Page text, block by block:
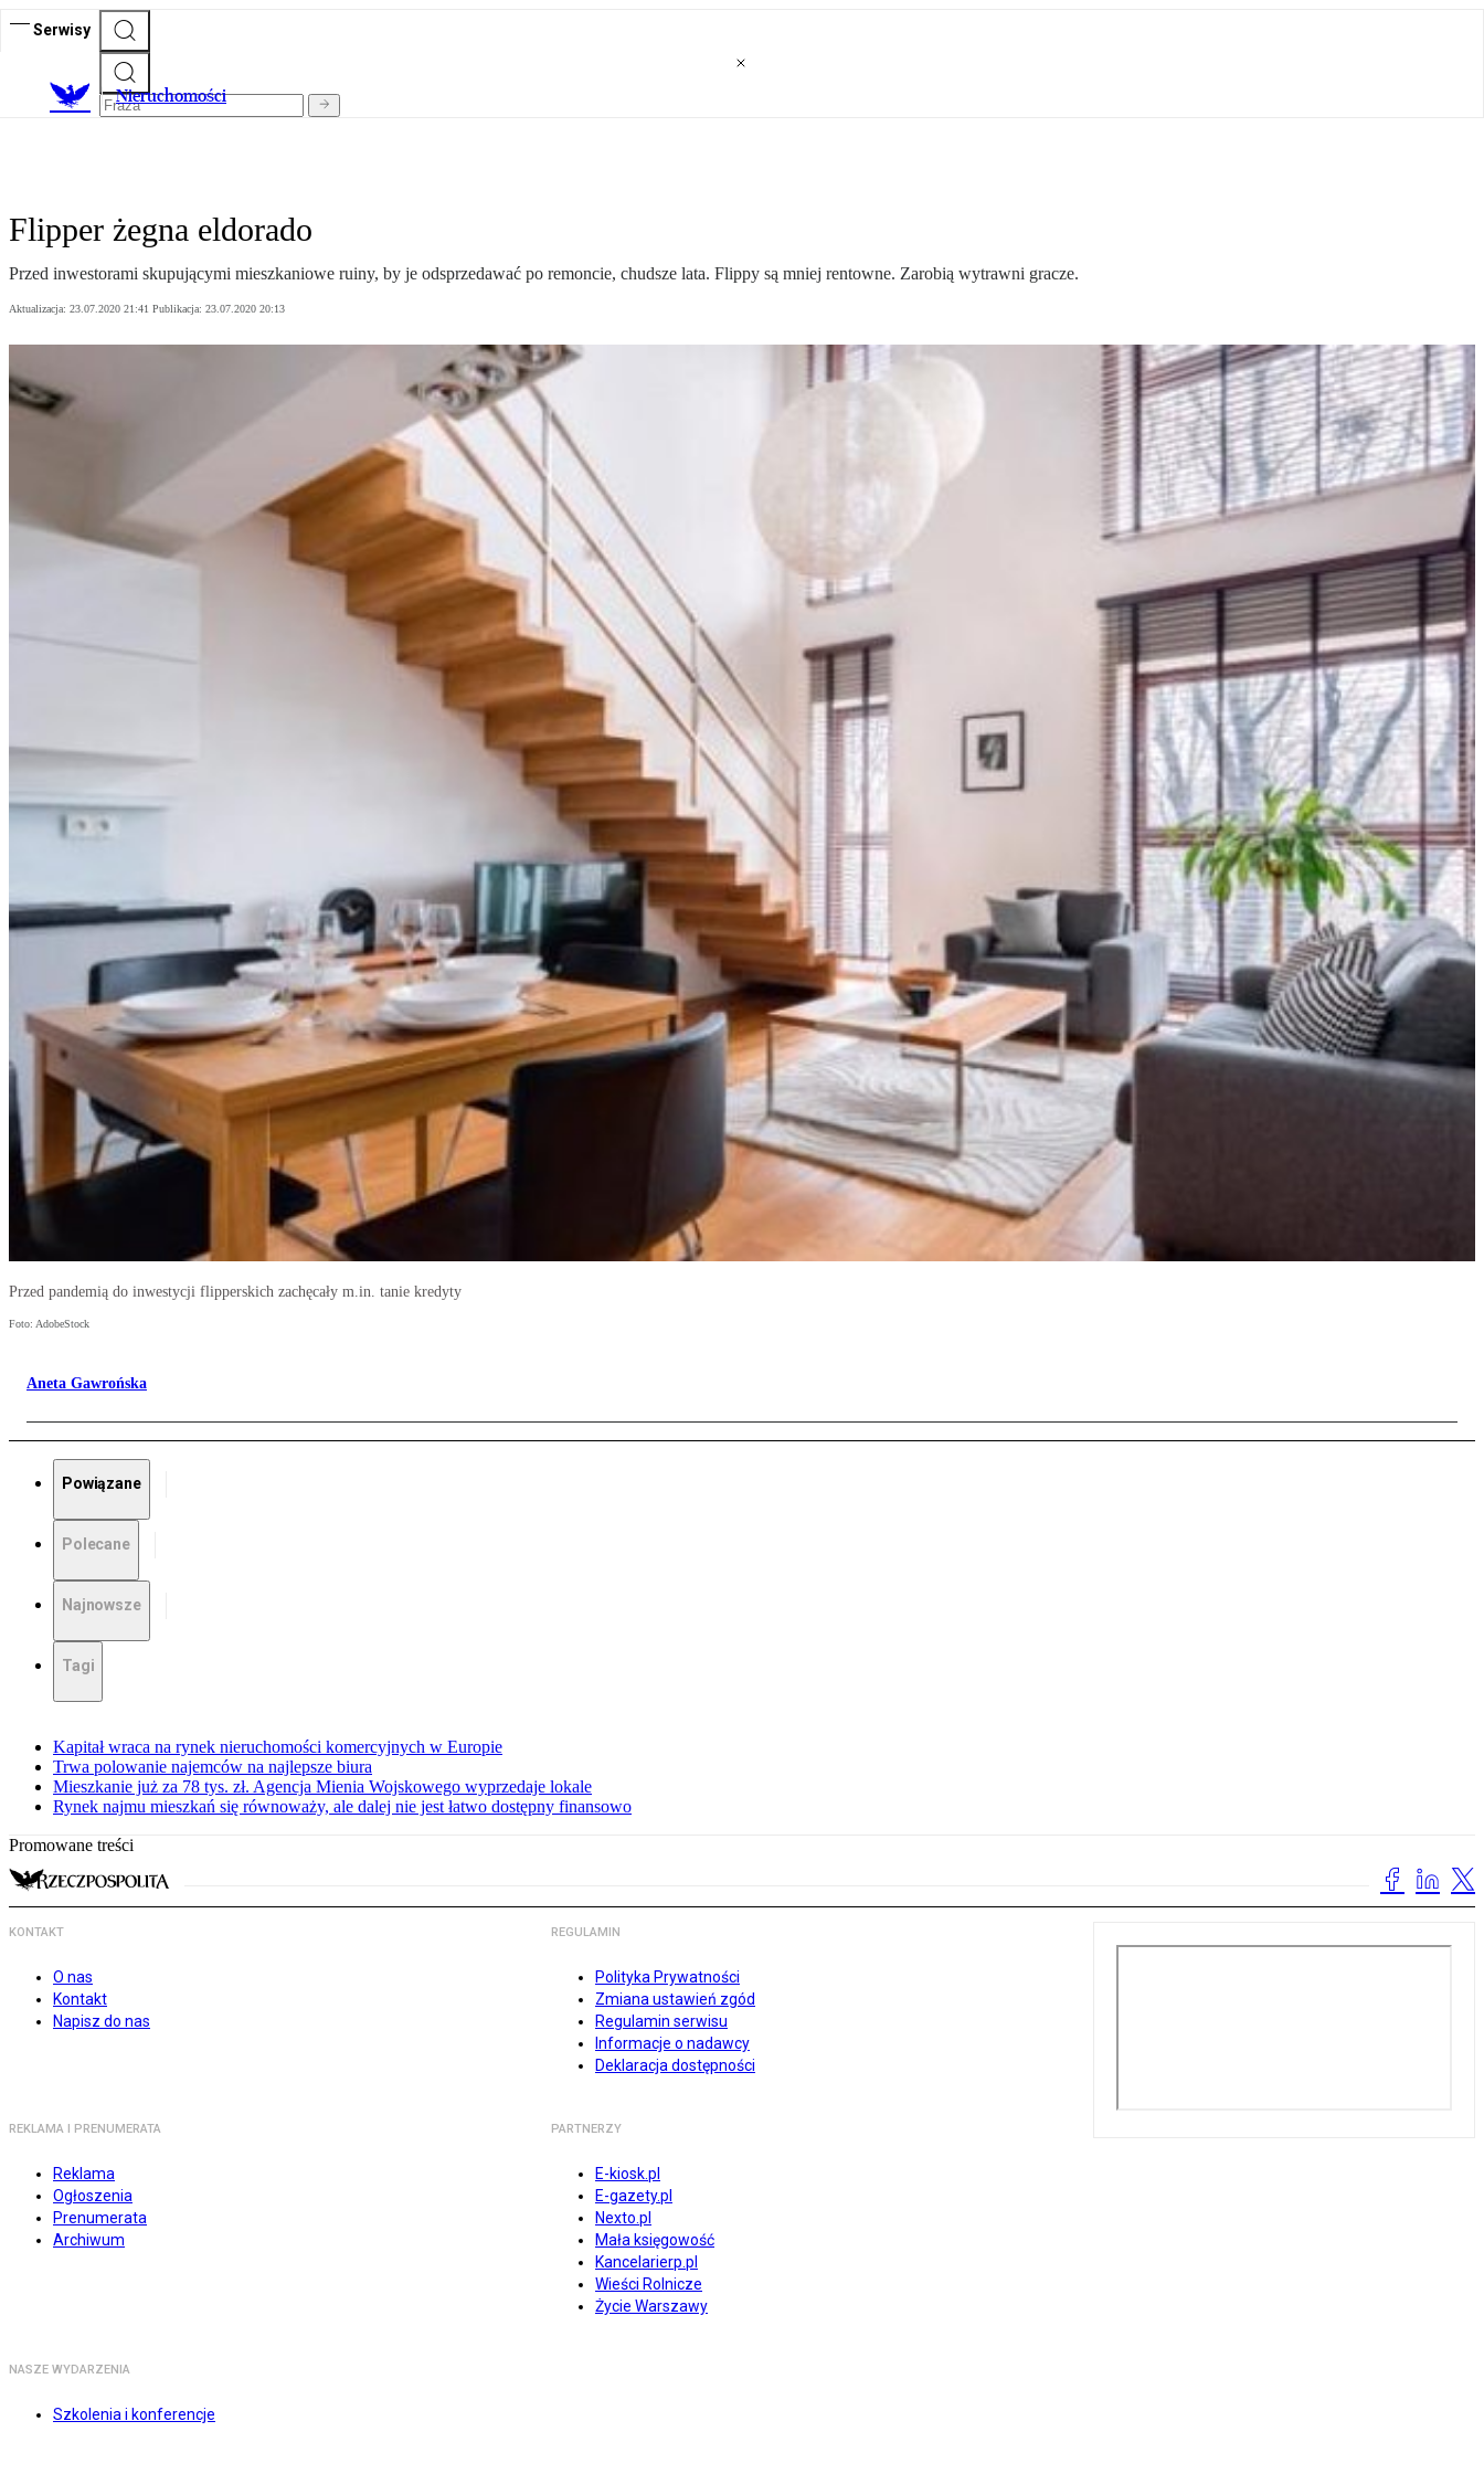
Serwisy
Nieruchomości
Flipper żegna eldorado
Przed inwestorami skupującymi mieszkaniowe ruiny, by je odsprzedawać po remoncie, chudsze lata. Flippy są mniej rentowne. Zarobią wytrawni gracze.
Aktualizacja: 23.07.2020 21:41 Publikacja: 23.07.2020 20:13
Przed pandemią do inwestycji flipperskich zachęcały m.in. tanie kredyty
Foto: AdobeStock
Aneta Gawrońska
Powiązane
Polecane
Najnowsze
Tagi
Kapitał wraca na rynek nieruchomości komercyjnych w Europie
Trwa polowanie najemców na najlepsze biura
Mieszkanie już za 78 tys. zł. Agencja Mienia Wojskowego wyprzedaje lokale
Rynek najmu mieszkań się równoważy, ale dalej nie jest łatwo dostępny finansowo
Promowane treści
KONTAKT
O nas
Kontakt
Napisz do nas
REGULAMIN
Polityka Prywatności
Zmiana ustawień zgód
Regulamin serwisu
Informacje o nadawcy
Deklaracja dostępności
REKLAMA I PRENUMERATA
Reklama
Ogłoszenia
Prenumerata
Archiwum
PARTNERZY
E-kiosk.pl
E-gazety.pl
Nexto.pl
Mała księgowość
Kancelarierp.pl
Wieści Rolnicze
Życie Warszawy
NASZE WYDARZENIA
Szkolenia i konferencje